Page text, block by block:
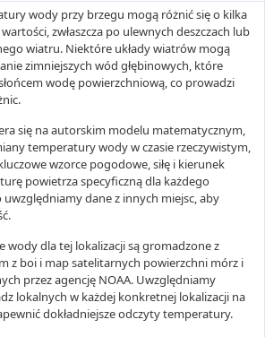
wody przy brzegu mogą różnić się o kilka
zwłaszcza po ulewnych deszczach lub
wiatru. Niektóre układy wiatrów mogą
zimniejszych wód głębinowych, które
wodę powierzchniową, co prowadzi
się na autorskim modelu matematycznym,
temperatury wody w czasie rzeczywistym,
wzorce pogodowe, siłę i kierunek
powietrza specyficzną dla każdego
dane z innych miejsc, aby
wody dla tej lokalizacji są gromadzone z
z boi i map satelitarnych powierzchni mórz i
przez agencję NOAA. Uwzględniamy
lokalnych w każdej konkretnej lokalizacji na
dokładniejsze odczyty temperatury.